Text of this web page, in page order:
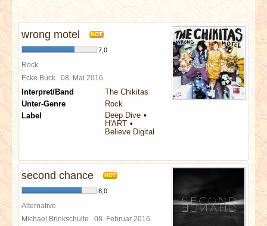
SPECIALS
REDAKTION
LINKS
wrong motel HOT
7,0
Rock
Ecke Buck 08. Mai 2016
Interpret/Band
The Chikitas
Unter-Genre
Rock
Label
Deep Dive
H'ART
Believe Digital
second chance HOT
8,0
Alternative
Michael Brinkschulte 08. Februar 2016